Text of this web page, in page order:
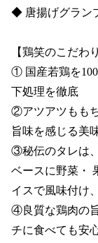
◆ 唐揚げグラン
【鶏笑のこだわ
① 国産若鶏を
下処理を徹底
②アツアツもも
旨味を感じる美
③秘伝のタレは
ベースに野菜・
イスで風味付け
④良質な鶏肉の
チに食べても安